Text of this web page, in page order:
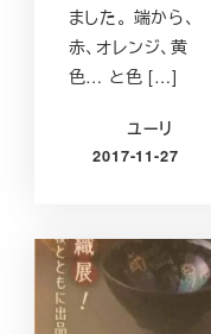
ました。 端から、
赤、オレンジ、黄
色… と色 […]
ユーリ
投稿日
2017-11-27